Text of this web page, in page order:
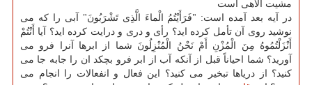
مشیت الاهی است
در آیه بعد آمده است: "فَرَأَیْتُمُ الْماءَ الَّذِی تَشْرَبُونَ" آبی را كه می
نوشید روی آن تأمل كرده اید؟ رأی و دری و درایت كرده اید؟ آیا أَنْتُمْ
أَنْزَلْتُمُوهُ مِنَ الْمُزْنِ أَمْ نَحْنُ الْمُنْزِلُونَ شما از ابرها آنرا فرو می
آورید؟ شما احیاناً قبل از آنكه آب از ابر فرو بچكد ان را جابه جا می
كنید؟ از دریاها تبخیر می كنید؟ این فعال و انفعالات را انجام می